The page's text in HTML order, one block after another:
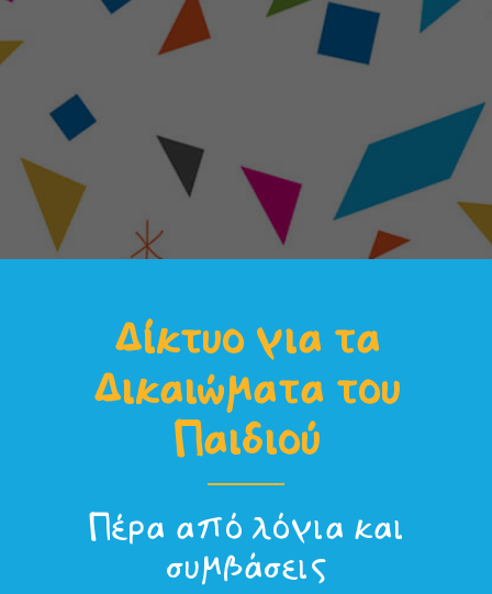
Δίκτυο για τα
Δικαιώµατα του
Παιδιού
Πέρα από λόγια και
συµβάσεις